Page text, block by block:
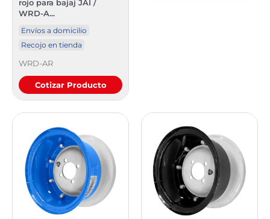
rojo para bajaj JAI /
WRD-A...
Envíos a domicilio
Recojo en tienda
WRD-AR
Cotizar Producto